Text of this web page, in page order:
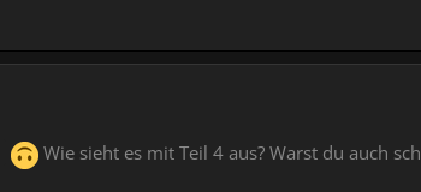
Wie sieht es mit Teil 4 aus? Warst du auch